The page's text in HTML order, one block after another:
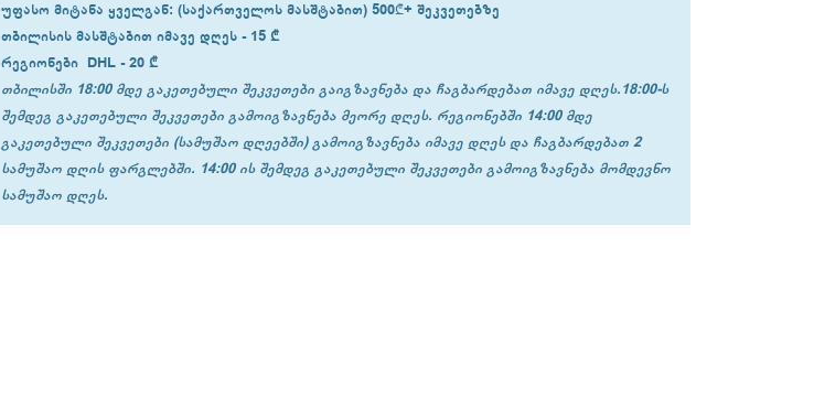
უფასო მიტანა ყველგან: (საქართველოს მასშტაბით) 500₾+ შეკვეთებზე
თბილისისმასშტაბით იმავე დღეს -15 ₾
რეგიონებიDHL -20 ₾
თბილისში 18:00 მდე გაკეთებული შეკვეთები გაიგზავნება და ჩაგბარდებათ იმავე დღეს.18:00-ს
შემდეგ გაკეთებული შეკვეთები გამოიგზავნება მეორე დღეს. რეგიონებში 14:00 მდე
გაკეთებული შეკვეთები (სამუშაო დღეებში) გამოიგზავნება იმავე დღეს და ჩაგბარდებათ 2
სამუშაო დღის ფარგლებში. 14:00 ის შემდეგ გაკეთებული შეკვეთები გამოიგზავნება მომდევნო
სამუშაო დღეს.